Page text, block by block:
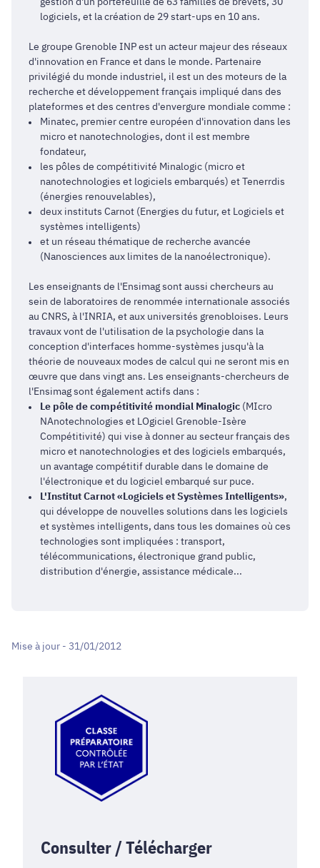
logiciels, et la création de 29 start-ups en 10 ans.
Le groupe Grenoble INP est un acteur majeur des réseaux
d'innovation en France et dans le monde. Partenaire
privilégié du monde industriel, il est un des moteurs de la
recherche et développement français impliqué dans des
plateformes et des centres d'envergure mondiale comme :
Minatec, premier centre européen d'innovation dans les
micro et nanotechnologies, dont il est membre
fondateur,
les pôles de compétitivité Minalogic (micro et
nanotechnologies et logiciels embarqués) et Tenerrdis
(énergies renouvelables),
deux instituts Carnot (Energies du futur, et Logiciels et
systèmes intelligents)
et un réseau thématique de recherche avancée
(Nanosciences aux limites de la nanoélectronique).
Les enseignants de l'Ensimag sont aussi chercheurs au
sein de laboratoires de renommée internationale associés
au CNRS, à l'INRIA, et aux universités grenobloises. Leurs
travaux vont de l'utilisation de la psychologie dans la
conception d'interfaces homme-systèmes jusqu'à la
théorie de nouveaux modes de calcul qui ne seront mis en
œuvre que dans vingt ans. Les enseignants-chercheurs de
l'Ensimag sont également actifs dans :
Le pôle de compétitivité mondial Minalogic (MIcro
NAnotechnologies et LOgiciel Grenoble-Isère
Compétitivité) qui vise à donner au secteur français des
micro et nanotechnologies et des logiciels embarqués,
un avantage compétitif durable dans le domaine de
l'électronique et du logiciel embarqué sur puce.
L'Institut Carnot «Logiciels et Systèmes Intelligents»,
qui développe de nouvelles solutions dans les logiciels
et systèmes intelligents, dans tous les domaines où ces
technologies sont impliquées : transport,
télécommunications, électronique grand public,
distribution d'énergie, assistance médicale...
Mise à jour - 31/01/2012
Consulter / Télécharger